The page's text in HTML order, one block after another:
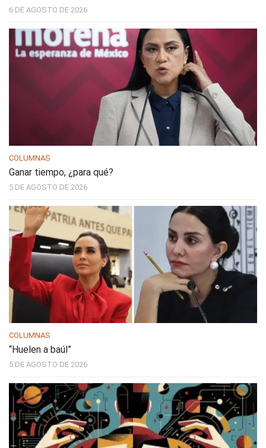
6 DE AGOSTO DE 2026
COLUMNAS
Ganar tiempo, ¿para qué?
5 DE AGOSTO DE 2026
COLUMNAS
“Huelen a baúl”
5 DE AGOSTO DE 2026